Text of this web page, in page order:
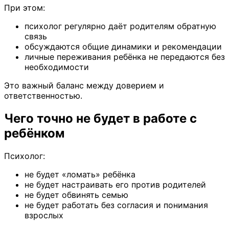
При этом:
психолог регулярно даёт родителям обратную
связь
обсуждаются общие динамики и рекомендации
личные переживания ребёнка не передаются без
необходимости
Это важный баланс между доверием и
ответственностью.
Чего точно не будет в работе с
ребёнком
Психолог:
не будет «ломать» ребёнка
не будет настраивать его против родителей
не будет обвинять семью
не будет работать без согласия и понимания
взрослых